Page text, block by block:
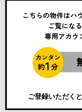
ご登録いただくと